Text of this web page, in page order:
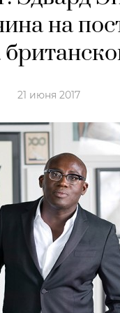
на
21 июня 2017